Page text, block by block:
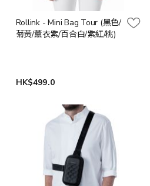
Rollink - Mini Bag Tour (黑色/
菊黃/薰衣紫/百合白/紫紅/桃)
HK$499.0